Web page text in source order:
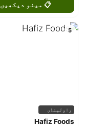
📋 مینو دیکھیں
5
راولپنڈی
Hafiz Foods